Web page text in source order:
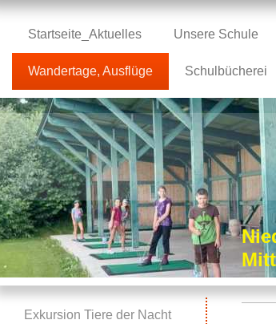
Startseite_Aktuelles Unsere Schule
Wandertage, Ausflüge Schulbücherei
Exkursion Tiere der Nacht